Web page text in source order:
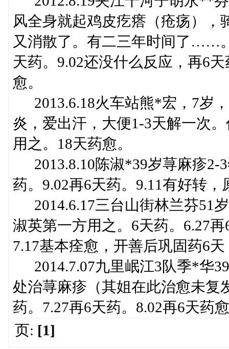
风全身就起鸡皮疙瘩（疮疡），
又消散了。有二三年时间了……
天药。9.02还没什么反应，再6
愈。
2013.6.18火车站熊*宏，7岁
炎，爱出汗，大便1-3天解一次
用之。18天药愈。
2013.8.10陈淑*39岁荨麻疹2-3
药。9.02再6天药。9.11有好转
2014.6.17三台山街林兰芬51
淑英第一方用之。6天药。6.27
7.17基本痊愈，开善后巩固药6天
2014.7.07九里岷江3队季*华
处治荨麻疹（其姐在此治愈未复
药。7.27再6天药。8.02再6天药
页: [1]